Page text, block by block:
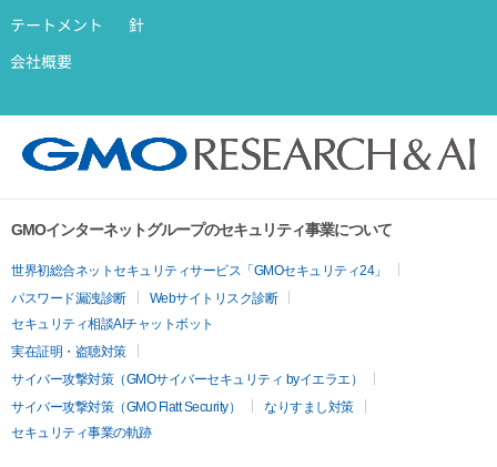
テートメント
針
会社概要
GMOインターネットグループのセキュリティ事業について
世界初総合ネットセキュリティサービス「GMOセキュリティ24」
パスワード漏洩診断
Webサイトリスク診断
セキュリティ相談AIチャットボット
実在証明・盗聴対策
サイバー攻撃対策（GMOサイバーセキュリティ byイエラエ）
サイバー攻撃対策（GMO Flatt Security）
なりすまし対策
セキュリティ事業の軌跡